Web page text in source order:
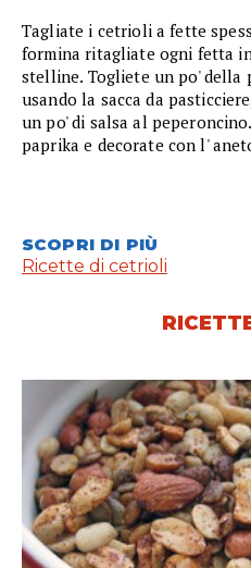
Tagliate i cetrioli a fette
formina ritagliate ogni fetta
stelline. Togliete un po' della
usando la sacca da
un po' di salsa al
paprika e decorate con l'
SCOPRI DI PIÙ
Ricette di cetrioli